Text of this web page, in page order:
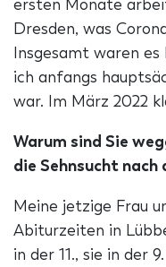
ersten Monate
Dresden, was
Insgesamt waren
ich anfangs
war. Im März 2022
Warum sind Sie
die Sehnsucht
Meine jetzige Frau
Abiturzeiten in
in der 11., sie in der